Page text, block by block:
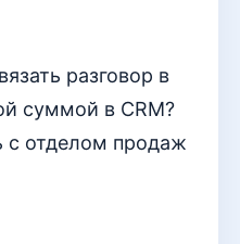
разговор в
суммой в CRM?
с отделом продаж